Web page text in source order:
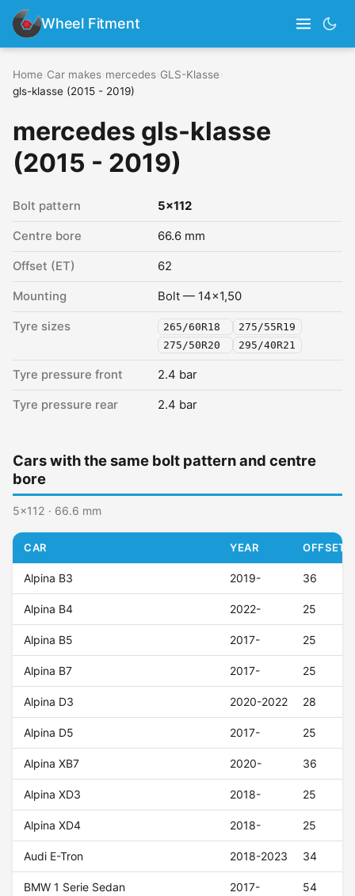
Wheel Fitment
Home Car makes mercedes GLS-Klasse
gls-klasse (2015 - 2019)
mercedes gls-klasse
(2015 - 2019)
Bolt pattern 5x112
Centre bore 66.6 mm
Offset (ET) 62
Mounting Bolt — 14x1,50
Tyre sizes 265/60R18
275/55R19
275/50R20
295/40R21
Tyre pressure front 2.4 bar
Tyre pressure rear 2.4 bar
Cars with the same bolt pattern and centre
bore
5x112 · 66.6 mm
CAR YEAR OFFSET
Alpina B3 2019- 36
Alpina B4 2022- 25
Alpina B5 2017- 25
Alpina B7 2017- 25
Alpina D3 2020-2022 28
Alpina D5 2017- 25
Alpina XB7 2020- 36
Alpina XD3 2018- 25
Alpina XD4 2018- 25
Audi E-Tron 2018-2023 34
BMW 1 Serie Sedan 2017- 54